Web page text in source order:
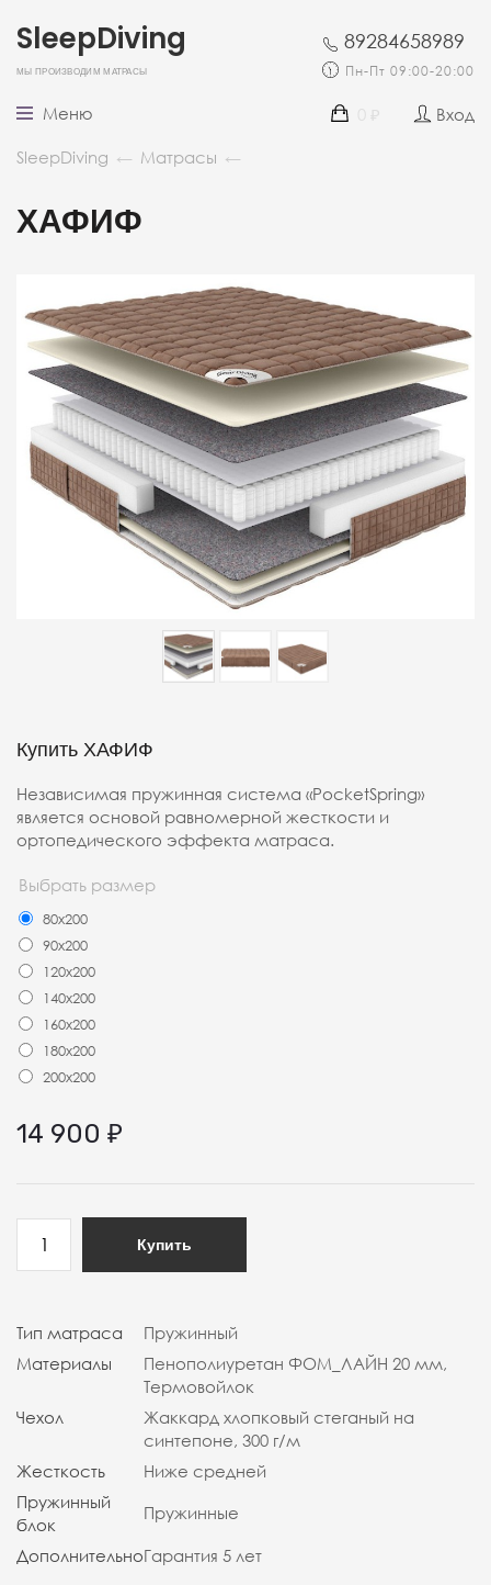
SleepDiving
Мы производим матрасы
89284658989
Пн-Пт 09:00-20:00
Меню
Вход
SleepDiving ← Матрасы ←
ХАФИФ
Купить ХАФИФ
Независимая пружинная система «PocketSpring»
является основой равномерной жесткости и
ортопедического эффекта матраса.
Выбрать размер
80x200
90x200
120x200
140x200
160x200
180x200
200x200
14 900 ₽
Купить
Тип матраса
Пружинный
Материалы
Пенополиуретан ФОМ_ЛАЙН 20 мм,
Термовойлок
Чехол
Жаккард хлопковый стеганый на
синтепоне, 300 г/м
Жесткость
Ниже средней
Пружинный
блок
Пружинные
ДополнительноГарантия 5 лет